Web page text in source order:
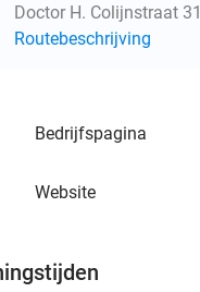
Doctor H. Colijnstraat 31
Routebeschrijving
Bedrijfspagina
Website